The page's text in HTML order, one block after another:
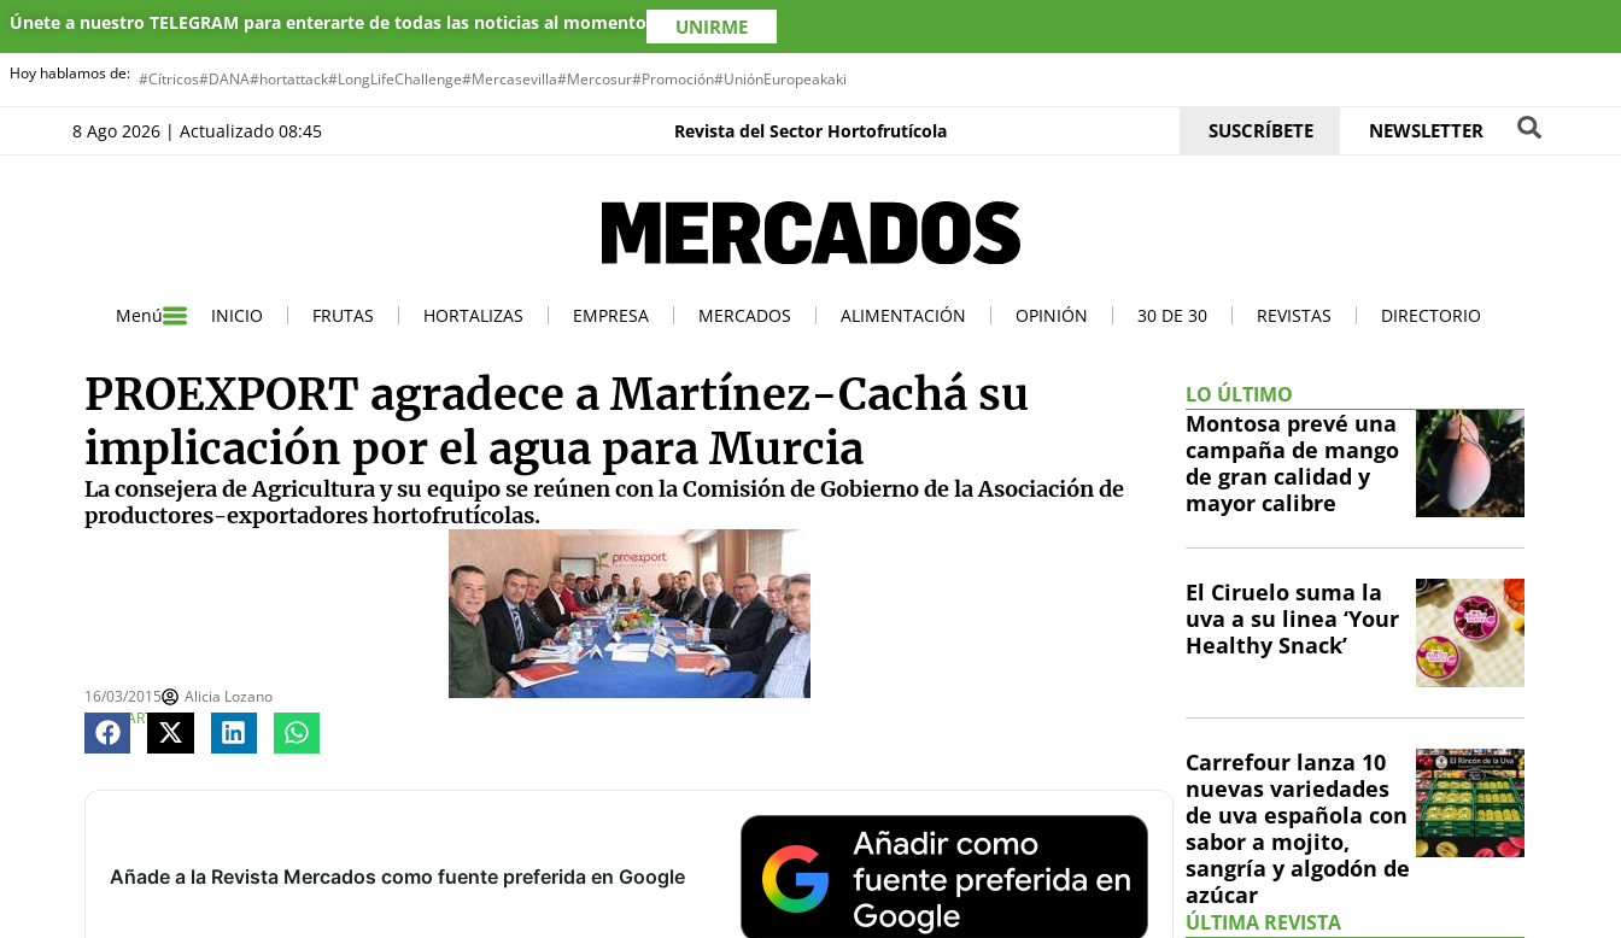
Únete a nuestro TELEGRAM para enterarte de todas las noticias al momento UNIRME
Hoy hablamos de: #Cítricos#DANA#hortattack#LongLifeChallenge#Mercasevilla#Mercosur#Promoción#UniónEuropeakaki
8 Ago 2026 | Actualizado 08:45 Revista del Sector Hortofrutícola SUSCRÍBETE NEWSLETTER
Menú INICIO FRUTAS HORTALIZAS EMPRESA MERCADOS ALIMENTACIÓN OPINIÓN 30 DE 30 REVISTAS DIRECTORIO
PROEXPORT agradece a Martínez-Cachá su
implicación por el agua para Murcia
La consejera de Agricultura y su equipo se reúnen con la Comisión de Gobierno de la Asociación de
productores-exportadores hortofrutícolas.
16/03/2015
Alicia Lozano
COMPARTE
Añade a la Revista Mercados como fuente preferida en Google
LO ÚLTIMO
Montosa prevé una
campaña de mango
de gran calidad y
mayor calibre
El Ciruelo suma la
uva a su linea ‘Your
Healthy Snack’
Carrefour lanza 10
nuevas variedades
de uva española con
sabor a mojito,
sangría y algodón de
azúcar
ÚLTIMA REVISTA